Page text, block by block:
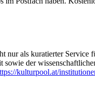
als kuratierter Service
der
kulturpool.at/